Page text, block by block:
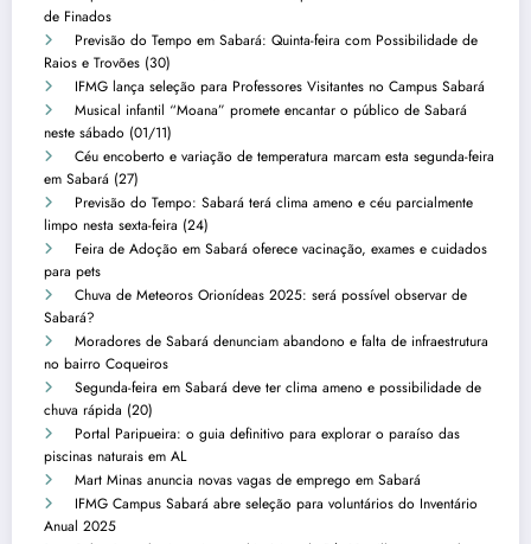
de Finados
Previsão do Tempo em Sabará: Quinta-feira com Possibilidade de
Raios e Trovões (30)
IFMG lança seleção para Professores Visitantes no Campus Sabará
Musical infantil “Moana” promete encantar o público de Sabará
neste sábado (01/11)
Céu encoberto e variação de temperatura marcam esta segunda-feira
em Sabará (27)
Previsão do Tempo: Sabará terá clima ameno e céu parcialmente
limpo nesta sexta-feira (24)
Feira de Adoção em Sabará oferece vacinação, exames e cuidados
para pets
Chuva de Meteoros Orionídeas 2025: será possível observar de
Sabará?
Moradores de Sabará denunciam abandono e falta de infraestrutura
no bairro Coqueiros
Segunda-feira em Sabará deve ter clima ameno e possibilidade de
chuva rápida (20)
Portal Paripueira: o guia definitivo para explorar o paraíso das
piscinas naturais em AL
Mart Minas anuncia novas vagas de emprego em Sabará
IFMG Campus Sabará abre seleção para voluntários do Inventário
Anual 2025